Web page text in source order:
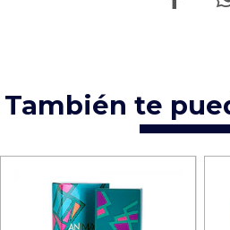
También te